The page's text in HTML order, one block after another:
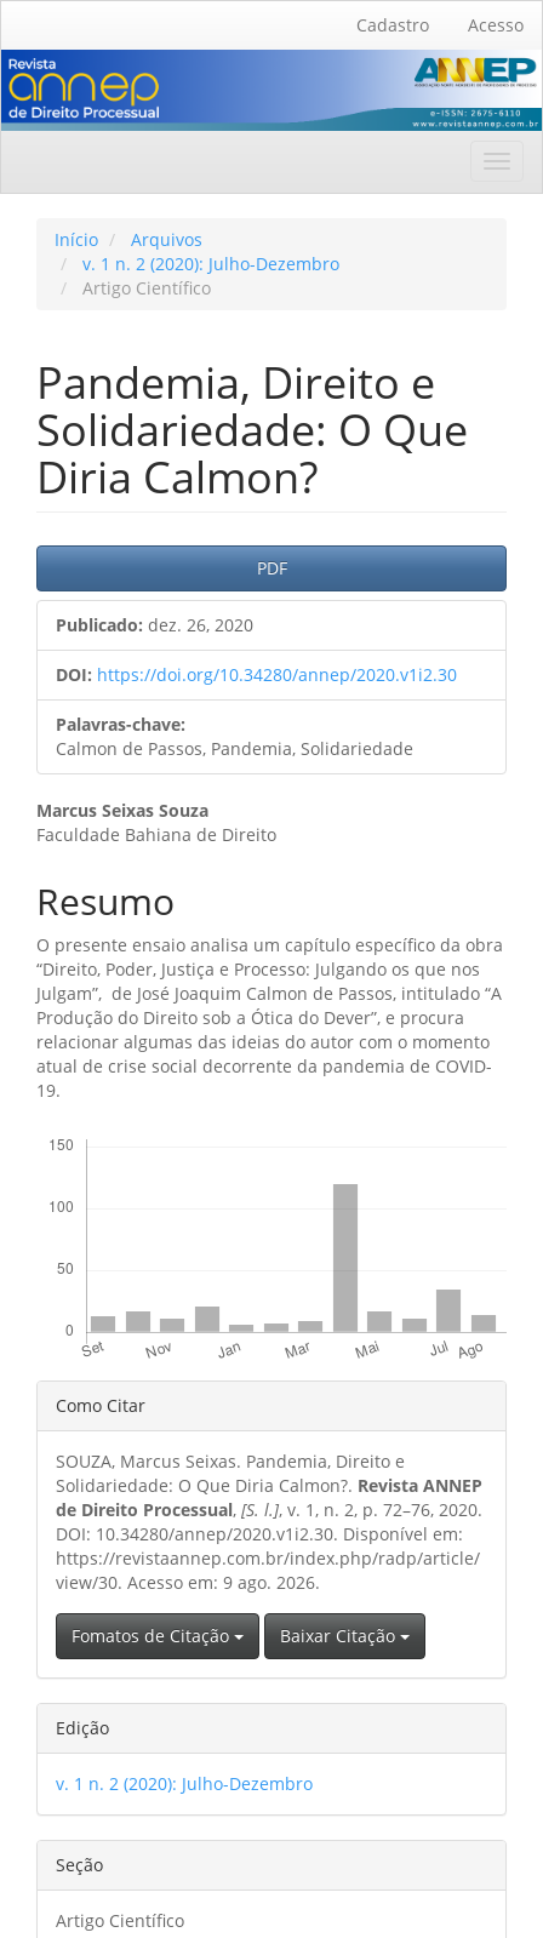
Conteúdo
principal
Barra
Lateral
Cadastro Acesso
Início
Arquivos
v. 1 n. 2 (2020): Julho-Dezembro
Artigo Científico
Pandemia, Direito e
Solidariedade: O Que
Diria Calmon?
Barra
lateral
de
artigos
PDF
Publicado: dez. 26, 2020
DOI: https://doi.org/10.34280/annep/2020.v1i2.30
Palavras-chave:
Calmon de Passos, Pandemia, Solidariedade
Conteúdo
do
artigo
principal
Marcus Seixas Souza
Faculdade Bahiana de Direito
Resumo
O presente ensaio analisa um capítulo específico da obra
“Direito, Poder, Justiça e Processo: Julgando os que nos
Julgam”, de José Joaquim Calmon de Passos, intitulado “A
Produção do Direito sob a Ótica do Dever”, e procura
relacionar algumas das ideias do autor com o momento
atual de crise social decorrente da pandemia de COVID-
19.
Detalhes
do
artigo
Como Citar
SOUZA, Marcus Seixas. Pandemia, Direito e
Solidariedade: O Que Diria Calmon?. Revista ANNEP
de Direito Processual, [S. l.], v. 1, n. 2, p. 72–76, 2020.
DOI: 10.34280/annep/2020.v1i2.30. Disponível em:
https://revistaannep.com.br/index.php/radp/article/
view/30. Acesso em: 9 ago. 2026.
Fomatos de Citação Baixar Citação
Edição
v. 1 n. 2 (2020): Julho-Dezembro
Seção
Artigo Científico